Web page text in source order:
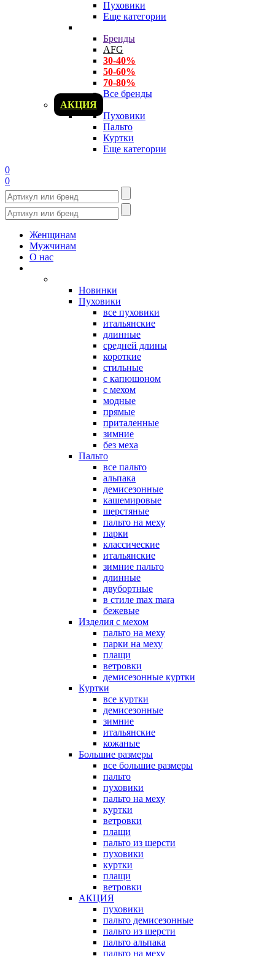
Пуховики
Еще категории
Бренды
AFG
30-40%
50-60%
70-80%
Все бренды
АКЦИЯ
Пуховики
Пальто
Куртки
Еще категории
0
0
Женщинам
Мужчинам
О нас
Новинки
Пуховики
все пуховики
итальянские
длинные
средней длины
короткие
стильные
с капюшоном
с мехом
модные
прямые
приталенные
зимние
без меха
Пальто
все пальто
альпака
демисезонные
кашемировые
шерстяные
пальто на меху
парки
классические
итальянские
зимние пальто
длинные
двубортные
в стиле max mara
бежевые
Изделия с мехом
пальто на меху
парки на меху
плащи
ветровки
демисезонные куртки
Куртки
все куртки
демисезонные
зимние
итальянские
кожаные
Большие размеры
все большие размеры
пальто
пуховики
пальто на меху
куртки
ветровки
плащи
пальто из шерсти
пуховики
куртки
плащи
ветровки
АКЦИЯ
пуховики
пальто демисезонные
пальто из шерсти
пальто альпака
пальто на меху